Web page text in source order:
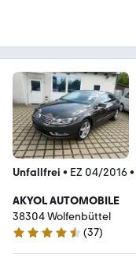
Unfallfrei • EZ 04/2016•
AKYOL AUTOMOBILE
38304 Wolfenbüttel
4.7 Sterne
(37)